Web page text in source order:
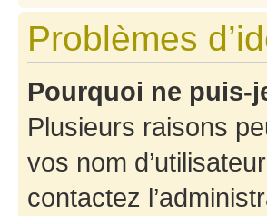
Problèmes
Pourquoi ne puis-
Plusieurs raisons
vos nom
contactez